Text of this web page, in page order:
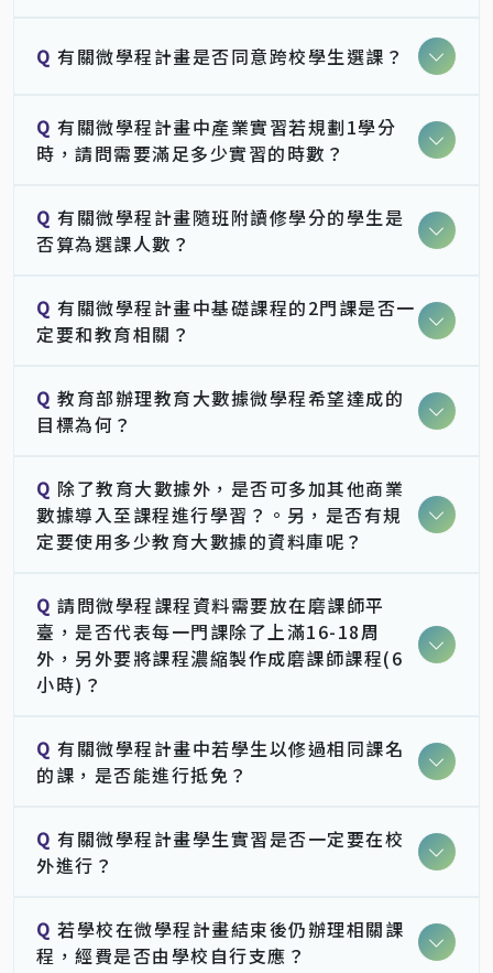
Q 有關微學程計畫是否同意跨校學生選課？
Q 有關微學程計畫中產業實習若規劃1學分
時，請問需要滿足多少實習的時數？
Q 有關微學程計畫隨班附讀修學分的學生是
否算為選課人數？
Q 有關微學程計畫中基礎課程的2門課是否一
定要和教育相關？
Q 教育部辦理教育大數據微學程希望達成的
目標為何？
Q 除了教育大數據外，是否可多加其他商業
數據導入至課程進行學習？。另，是否有規
定要使用多少教育大數據的資料庫呢？
Q 請問微學程課程資料需要放在磨課師平
臺，是否代表每一門課除了上滿16-18周
外，另外要將課程濃縮製作成磨課師課程(6
小時)？
Q 有關微學程計畫中若學生以修過相同課名
的課，是否能進行抵免？
Q 有關微學程計畫學生實習是否一定要在校
外進行？
Q 若學校在微學程計畫結束後仍辦理相關課
程，經費是否由學校自行支應？